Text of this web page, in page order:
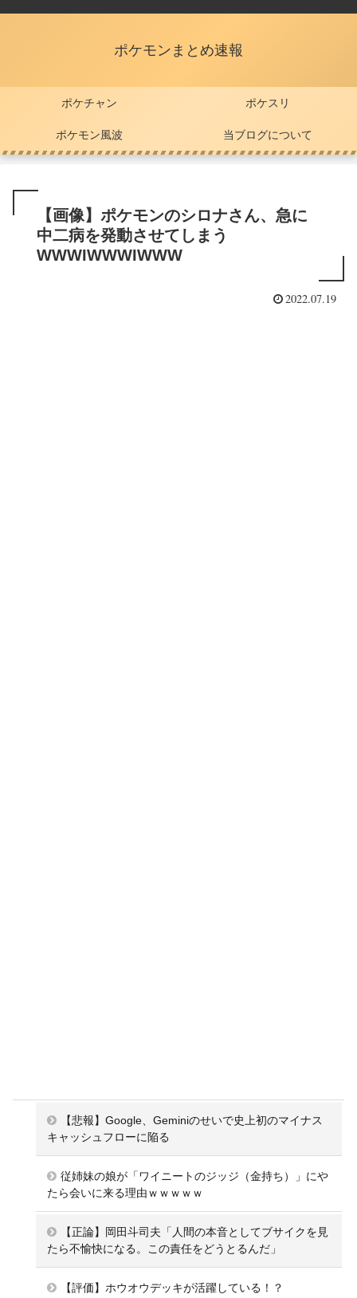
ポケモンまとめ速報
ポケチャン ポケスリ
ポケモン風波 当ブログについて
【画像】ポケモンのシロナさん、急に
中二病を発動させてしまう
WWWIWWWIWWW
2022.07.19
【悲報】Google、Geminiのせいで史上初のマイナス
キャッシュフローに陥る
従姉妹の娘が「ワイニートのジッジ（金持ち）」にや
たら会いに来る理由ｗｗｗｗｗ
【正論】岡田斗司夫「人間の本音としてブサイクを見
たら不愉快になる。この責任をどうとるんだ」
【評価】ホウオウデッキが活躍している！？